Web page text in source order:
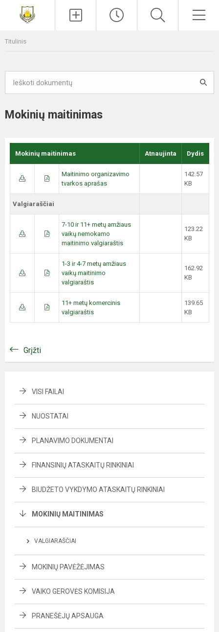
Titulinis
Mokinių maitinimas
Mokinių maitinimas Atnaujinta Dydis
Maitinimo organizavimo
tvarkos aprašas
142.57
KB
Valgiaraščiai
7-10 ir 11+ metų amžiaus
vaikų nemokamo
maitinimo valgiaraštis
123.22
KB
1-3 ir 4-7 metų amžiaus
vaikų maitinimo
valgiaraštis
162.92
KB
11+ metų komercinis
valgiaraštis
139.65
KB
Grįžti
VISI FAILAI
NUOSTATAI
PLANAVIMO DOKUMENTAI
FINANSINIŲ ATASKAITŲ RINKINIAI
BIUDŽETO VYKDYMO ATASKAITŲ RINKINIAI
MOKINIŲ MAITINIMAS
VALGIARAŠČIAI
MOKINIŲ PAVĖŽĖJIMAS
VAIKO GEROVĖS KOMISIJA
PRANEŠĖJŲ APSAUGA